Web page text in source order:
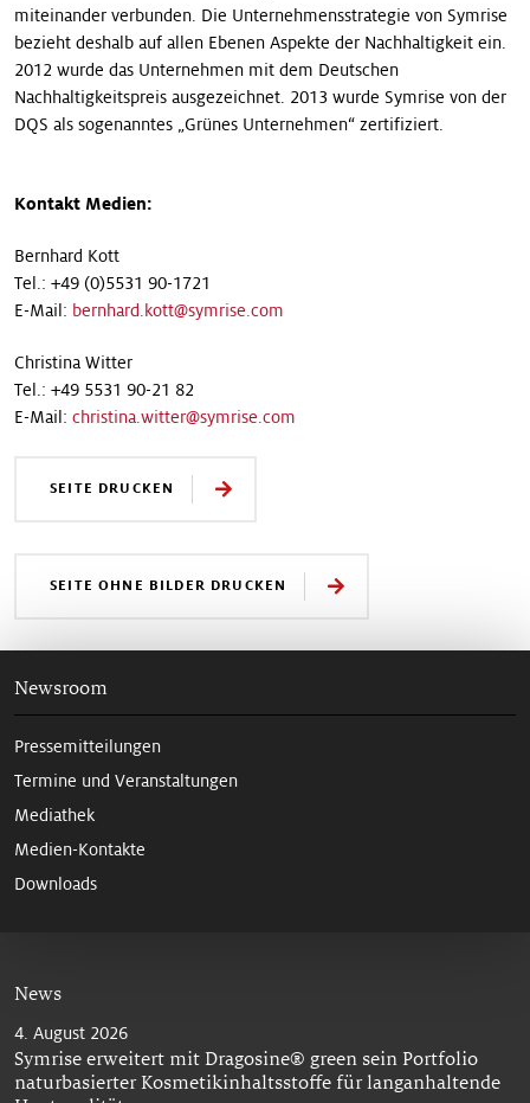
miteinander verbunden. Die Unternehmensstrategie von Symrise
bezieht deshalb auf allen Ebenen Aspekte der Nachhaltigkeit ein.
2012 wurde das Unternehmen mit dem Deutschen
Nachhaltigkeitspreis ausgezeichnet. 2013 wurde Symrise von der
DQS als sogenanntes „Grünes Unternehmen“ zertifiziert.
Kontakt Medien:
Bernhard Kott
Tel.: +49 (0)5531 90-1721
E-Mail: bernhard.kott@symrise.com
Christina Witter
Tel.: +49 5531 90-21 82
E-Mail: christina.witter@symrise.com
SEITE DRUCKEN
SEITE OHNE BILDER DRUCKEN
Newsroom
Pressemitteilungen
Termine und Veranstaltungen
Mediathek
Medien-Kontakte
Downloads
News
4. August 2026
Symrise erweitert mit Dragosine® green sein Portfolio
naturbasierter Kosmetikinhaltsstoffe für langanhaltende